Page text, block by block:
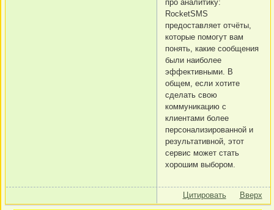
про аналитику:
RocketSMS
предоставляет отчёты,
которые помогут вам
понять, какие сообщения
были наиболее
эффективными. В
общем, если хотите
сделать свою
коммуникацию с
клиентами более
персонализированной и
результативной, этот
сервис может стать
хорошим выбором.
Цитировать Вверх